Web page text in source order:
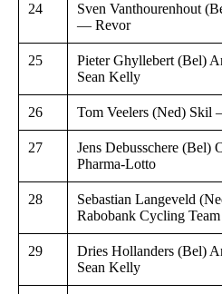
24
Sven Vanthourenhout
— Revor
25
Pieter Ghyllebert (Bel)
Sean Kelly
26 Tom Veelers (Ned) Skil
27
Jens Debusschere (Bel)
Pharma-Lotto
28
Sebastian Langeveld
Rabobank Cycling Team
29
Dries Hollanders (Bel)
Sean Kelly